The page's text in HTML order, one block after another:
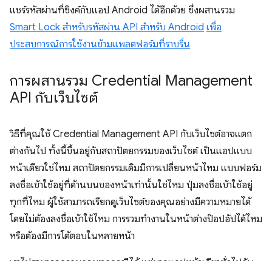
แชร์รหัสผ่านที่ซิงค์กับแอป Android ได้อีกด้วย ซึ่งผสานรวม
Smart Lock สำหรับรหัสผ่าน API สำหรับ Android เพื่อ
ประสบการณ์การใช้งานข้ามแพลตฟอร์มที่ราบรื่น
การผสานรวม Credential Management
API กับเว็บไซต์
วิธีที่คุณใช้ Credential Management API กับเว็บไซต์อาจแตก
ต่างกันไป ทั้งนี้ขึ้นอยู่กับสถาปัตยกรรมของเว็บไซต์ เป็นแอปแบบ
หน้าเดียวใช่ไหม สถาปัตยกรรมเดิมมีการเปลี่ยนหน้าไหม แบบฟอร์ม
ลงชื่อเข้าใช้อยู่ที่ด้านบนของหน้าเท่านั้นใช่ไหม ปุ่มลงชื่อเข้าใช้อยู่
ทุกที่ไหม ผู้ใช้สามารถเรียกดูเว็บไซต์ของคุณอย่างมีความหมายได้
โดยไม่ต้องลงชื่อเข้าใช้ไหม การรวมทำงานในหน้าต่างป๊อปอัปได้ไหม
หรือต้องมีการโต้ตอบในหลายหน้า